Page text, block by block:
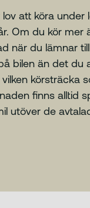
att köra under
Om du kör mer
när du lämnar
bilen än det du
körsträcka
finns alltid
utöver de